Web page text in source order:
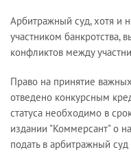
Арбитражный суд, хотя и
участником банкротства,
конфликтов между
Право на принятие
отведено конкурсным
статуса необходимо в
издании "Коммерсант" о
подать в арбитражный